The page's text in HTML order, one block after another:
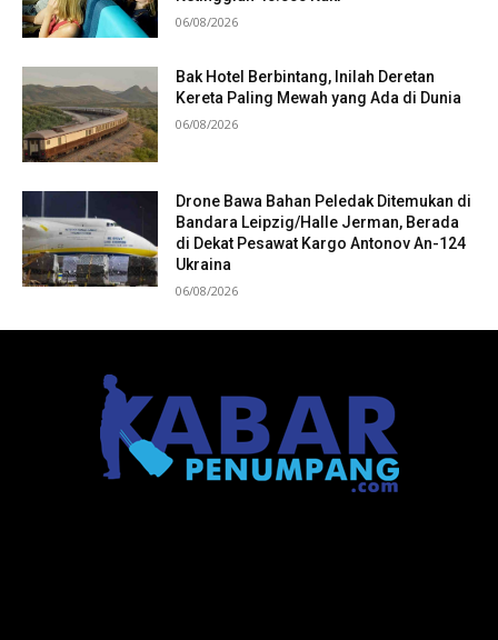
06/08/2026
Bak Hotel Berbintang, Inilah Deretan
Kereta Paling Mewah yang Ada di Dunia
06/08/2026
Drone Bawa Bahan Peledak Ditemukan di
Bandara Leipzig/Halle Jerman, Berada
di Dekat Pesawat Kargo Antonov An-124
Ukraina
06/08/2026